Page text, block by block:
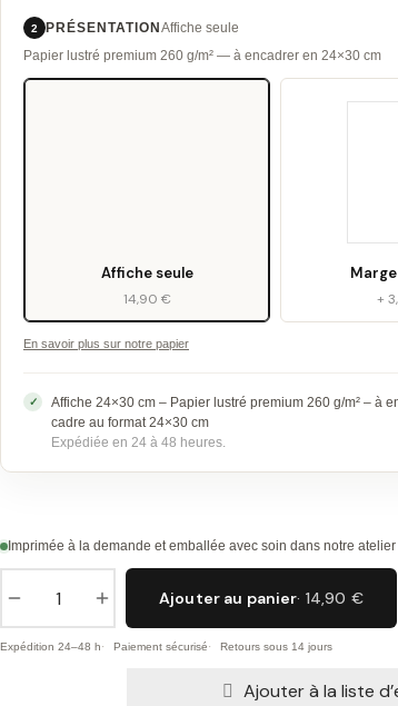
2 PRÉSENTATION Affiche seule
Papier lustré premium 260 g/m² — à encadrer en 24×30 cm
Affiche seule
14,90 € +
En savoir plus sur notre papier
Affiche 24×30 cm – Papier lustré premium 260 g/m² – à
cadre au format 24×30 cm
Expédiée en 24 à 48 heures.
Imprimée à la demande et emballée avec soin dans notre
Ajouter au panier· 14,90 €
Expédition 24–48 h Paiement sécurisé Retours sous 14 jours
Ajouter à la liste